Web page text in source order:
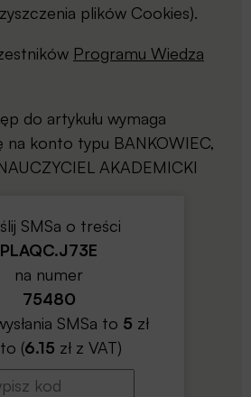
plików Cookies).
Programu Wiedza
do artykułu wymaga
na konto typu BANKOWIEC,
AKADEMICKI
SMSa o treści
PLAQC.J73E
na numer
75480
SMSa to 5 zł
(6.15 zł z VAT)